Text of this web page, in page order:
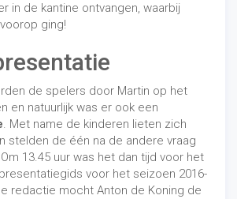
in de kantine ontvangen, waarbij
ging!
de spelers door Martin op het
en natuurlijk was er ook een
. Met name de kinderen lieten zich
stelden de één na de andere vraag
13.45 uur was het dan tijd voor het
voor het seizoen 2016-
redactie mocht Anton de Koning de